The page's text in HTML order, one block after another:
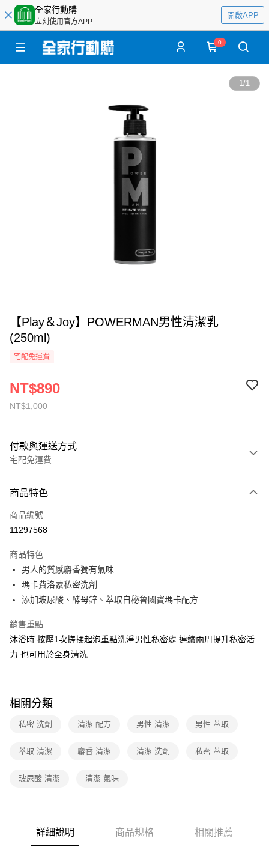
全家行動購
立刻使用官方APP
開啟APP
0
1/1
【Play＆Joy】POWERMAN男性清潔乳
(250ml)
宅配免運費
NT$1,000
NT$890
付款與運送方式
宅配免運費
全家線上支付
運送方式
本島宅配-活動商品
免運費
離島宅配-常溫商品
免運費
商品特色
商品編號
11297568
商品特色
男人的質感麝香獨有氣味
瑪卡費洛蒙私密洗劑
添加玻尿酸、酵母鋅、萃取自秘魯國寶瑪卡配方
銷售重點
沐浴時 按壓1次搓揉起泡重點洗淨男性私密處 連續兩周提升私密活
力 也可用於全身清洗
相關分類
私密 洗劑 清潔 配方 男性 清潔 男性 萃取
萃取 清潔 麝香 清潔 清潔 洗劑 私密 萃取
玻尿酸 清潔 清潔 氣味
詳細說明 商品規格 相關推薦